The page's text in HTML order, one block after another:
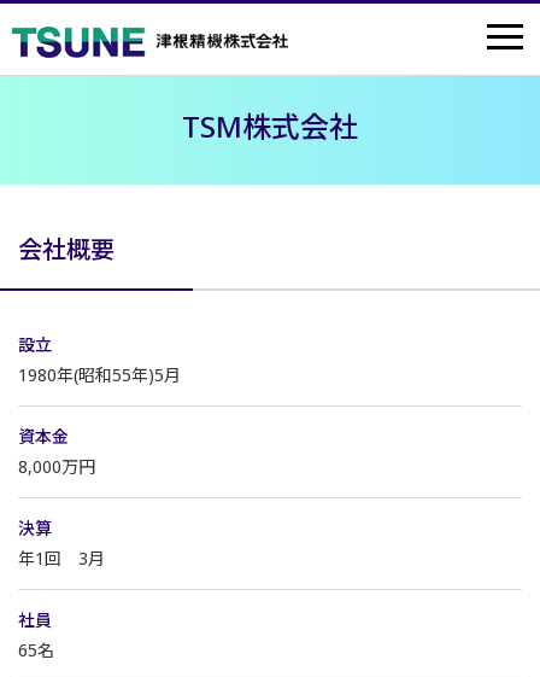
TSM株式会社
会社概要
設立
1980年(昭和55年)5月
資本金
8,000万円
決算
年1回 3月
社員
65名